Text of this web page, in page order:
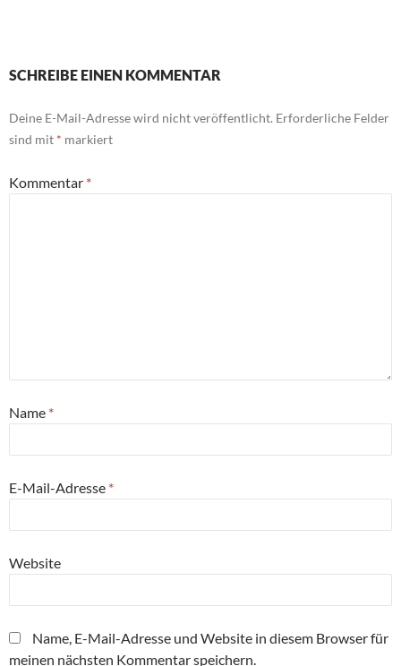
SCHREIBE EINEN KOMMENTAR
Deine E-Mail-Adresse wird nicht veröffentlicht. Erforderliche Felder
sind mit * markiert
Kommentar *
Name *
E-Mail-Adresse *
Website
Name, E-Mail-Adresse und Website in diesem Browser für
meinen nächsten Kommentar speichern.